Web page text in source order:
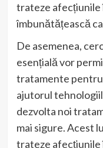
trateze afecțiunile
îmbunătățească
De asemenea,
esențială vor
tratamente
ajutorul
dezvolta noi
mai sigure. Acest
trateze afecțiunile